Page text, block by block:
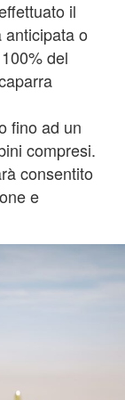
il
anticipata o
del
fino ad un
compresi.
consentito
e